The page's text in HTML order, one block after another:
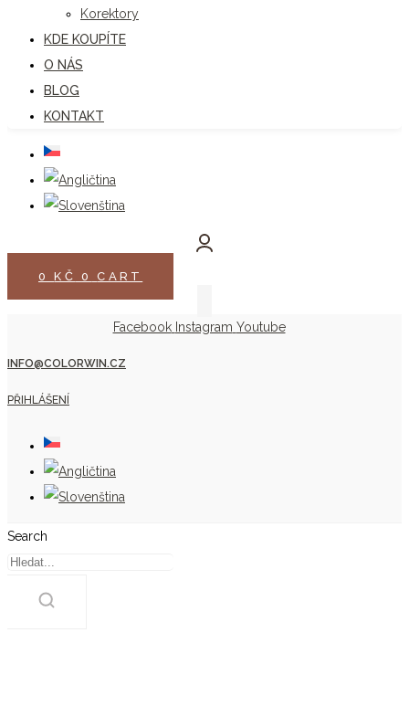
Korektory
KDE KOUPÍTE
O NÁS
BLOG
KONTAKT
0KČ 0 CART
Facebook Instagram Youtube
INFO@COLORWIN.CZ
PŘIHLÁŠENÍ
Search